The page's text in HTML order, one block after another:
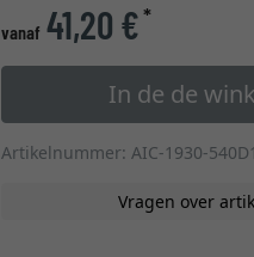
vanaf 41,20 €*
In de de
Artikelnummer: AIC-1930-
Vragen over